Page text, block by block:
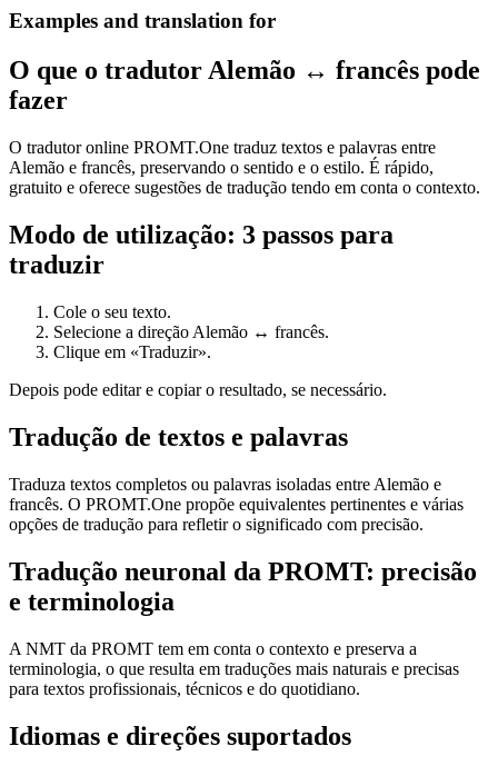
Examples and translation for
O que o tradutor Alemão ↔ francês pode
fazer
O tradutor online PROMT.One traduz textos e palavras entre
Alemão e francês, preservando o sentido e o estilo. É rápido,
gratuito e oferece sugestões de tradução tendo em conta o contexto.
Modo de utilização: 3 passos para
traduzir
Cole o seu texto.
Selecione a direção Alemão ↔ francês.
Clique em «Traduzir».
Depois pode editar e copiar o resultado, se necessário.
Tradução de textos e palavras
Traduza textos completos ou palavras isoladas entre Alemão e
francês. O PROMT.One propõe equivalentes pertinentes e várias
opções de tradução para refletir o significado com precisão.
Tradução neuronal da PROMT: precisão
e terminologia
A NMT da PROMT tem em conta o contexto e preserva a
terminologia, o que resulta em traduções mais naturais e precisas
para textos profissionais, técnicos e do quotidiano.
Idiomas e direções suportados